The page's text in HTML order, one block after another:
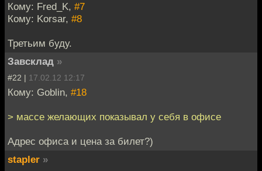
Кому: Fred_K, #7
Кому: Korsar, #8
Третьим буду.
Завсклад »
#22 | 17.02.12 12:17
Кому: Goblin, #18
> массе желающих показывал у себя в офисе
Адрес офиса и цена за билет?)
stapler »